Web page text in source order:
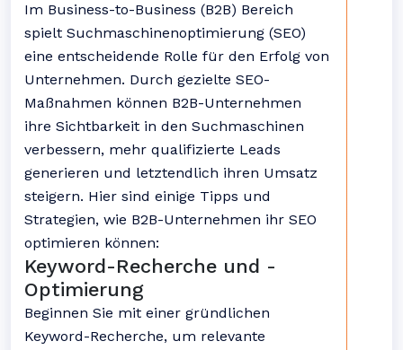
Im Business-to-Business (B2B) Bereich
spielt Suchmaschinenoptimierung (SEO)
eine entscheidende Rolle für den Erfolg von
Unternehmen. Durch gezielte SEO-
Maßnahmen können B2B-Unternehmen
ihre Sichtbarkeit in den Suchmaschinen
verbessern, mehr qualifizierte Leads
generieren und letztendlich ihren Umsatz
steigern. Hier sind einige Tipps und
Strategien, wie B2B-Unternehmen ihr SEO
optimieren können:
Keyword-Recherche und -
Optimierung
Beginnen Sie mit einer gründlichen
Keyword-Recherche, um relevante